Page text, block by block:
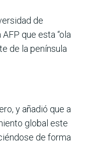
de
que esta “ola
de la península
y añadió que a
global este
de forma